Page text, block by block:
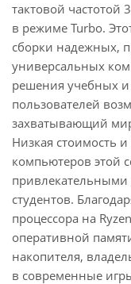
тактовой частотой
в режиме Turbo.
сборки надежных,
универсальных
решения учебных и
пользователей
захватывающий
Низкая стоимость
компьютеров этой
студентов.
процессора на
оперативной
накопителя,
в современные